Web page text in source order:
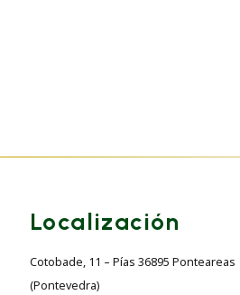
Localización
Cotobade, 11 – Pías 36895 Ponteareas
(Pontevedra)